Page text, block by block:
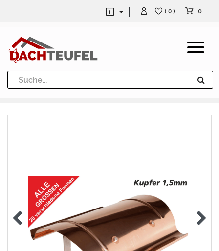
Dachrinne und Fallrohre
Werkzeuge und Löttechnik
( 0 ) 0